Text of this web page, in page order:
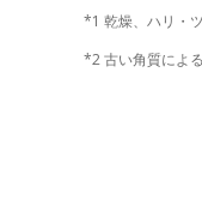
*1 乾燥、ハリ・
*2 古い角質による